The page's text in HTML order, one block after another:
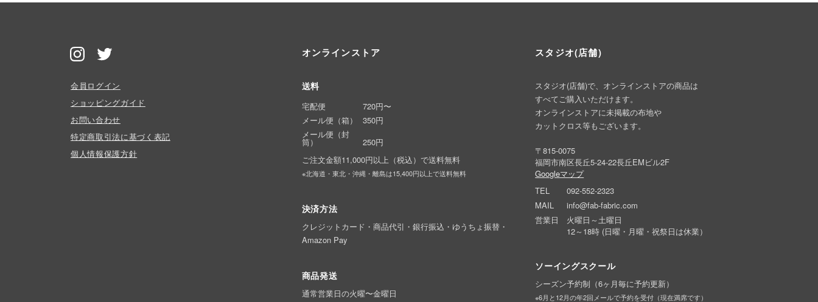
会員ログイン
ショッピングガイド
お問い合わせ
特定商取引法に基づく表記
個人情報保護方針
オンラインストア
送料
宅配便
720円〜
メール便（箱）
350円
メール便（封
筒）
250円
ご注文金額11,000円以上（税込）で送料無料
※北海道・東北・沖縄・離島は15,400円以上で送料無料
決済方法
クレジットカード・商品代引・銀行振込・ゆうちょ振替・
Amazon Pay
商品発送
通常営業日の火曜〜金曜日
スタジオ(店舗)
スタジオ(店舗)で、オンラインストアの商品は
すべてご購入いただけます。
オンラインストアに未掲載の布地や
カットクロス等もございます。
〒815-0075
福岡市南区長丘5-24-22長丘EMビル2F
Googleマップ
TEL
092-552-2323
MAIL
info@fab-fabric.com
営業日
火曜日～土曜日
12～18時 (日曜・月曜・祝祭日は休業）
ソーイングスクール
シーズン予約制（6ヶ月毎に予約更新）
※6月と12月の年2回メールで予約を受付（現在満席です）